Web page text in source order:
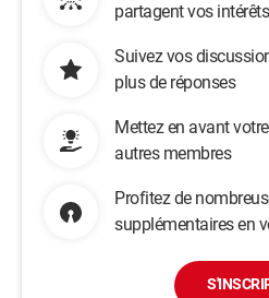
partagent vos intérêts
Suivez vos
plus de réponses
Mettez en avant
autres membres
Profitez de
supplémentaires en